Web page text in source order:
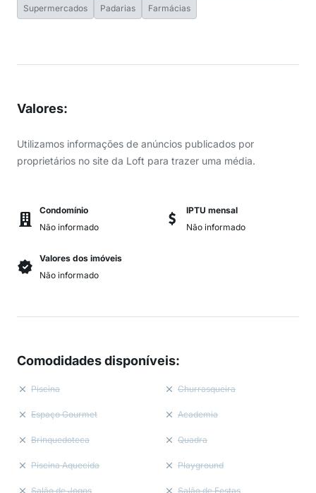
Supermercados Padarias Farmácias
Valores:
Utilizamos informações de anúncios publicados por
proprietários no site da Loft para trazer uma média.
Condomínio
Não informado
IPTU mensal
Não informado
Valores dos imóveis
Não informado
Comodidades disponíveis:
Piscina Churrasqueira
Espaço Gourmet Academia
Brinquedoteca Quadra
Piscina Aquecida Playground
Salão de Jogos Salão de Festas